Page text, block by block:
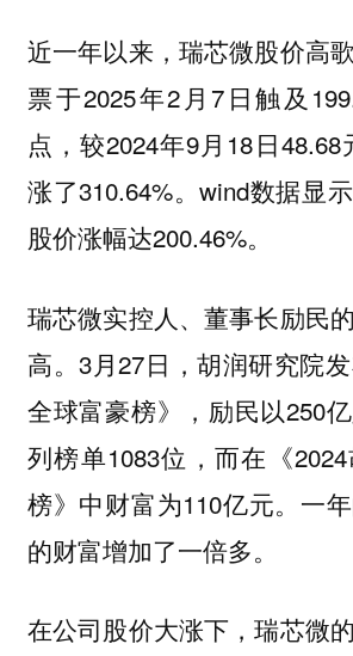
近一年以来，瑞芯微股价高
票于2025年2月7日触及
点，较2024年9月18日
涨了310.64%。wind数据显
股价涨幅达200.46%。
瑞芯微实控人、董事长励民
高。3月27日，胡润研究院
全球富豪榜》，励民以250
列榜单1083位，而在《
榜》中财富为110亿元。一
的财富增加了一倍多。
在公司股价大涨下，瑞芯微